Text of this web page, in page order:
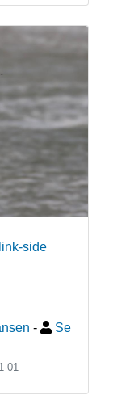
side
-
Se
01